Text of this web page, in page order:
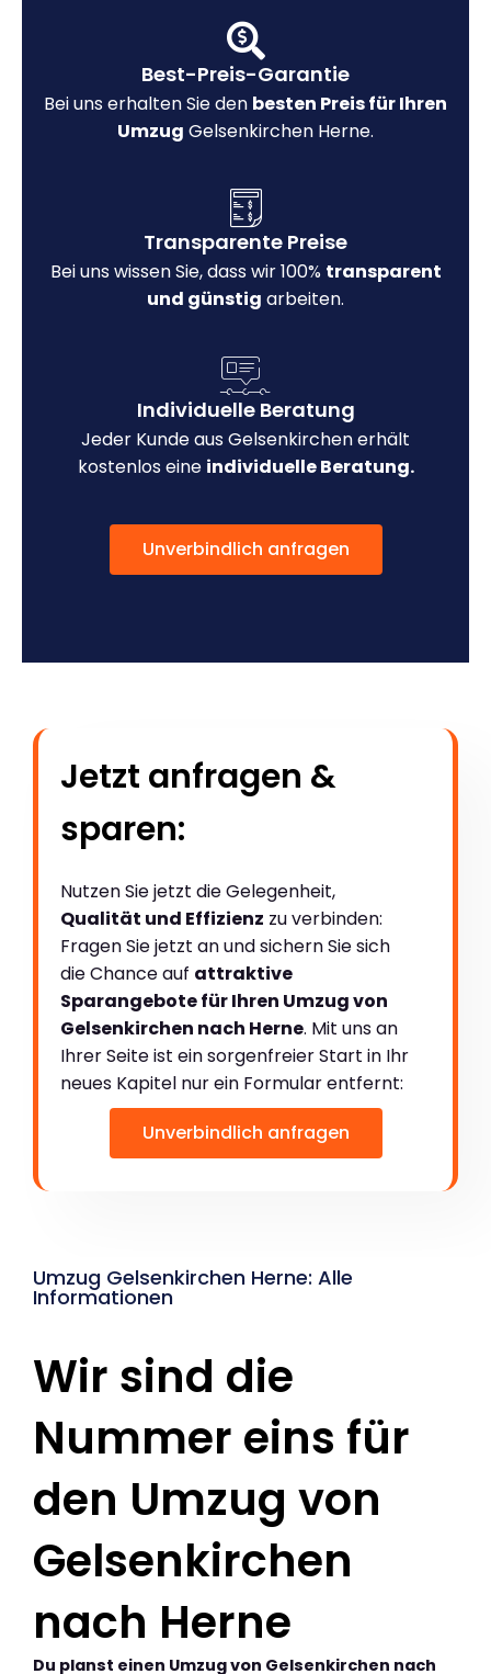
Best-Preis-Garantie
Bei uns erhalten Sie den besten Preis für Ihren
Umzug Gelsenkirchen Herne.
Transparente Preise
Bei uns wissen Sie, dass wir 100% transparent
und günstig arbeiten.
Individuelle Beratung
Jeder Kunde aus Gelsenkirchen erhält
kostenlos eine individuelle Beratung.
Unverbindlich anfragen
Jetzt anfragen &
sparen:
Nutzen Sie jetzt die Gelegenheit,
Qualität und Effizienz zu verbinden:
Fragen Sie jetzt an und sichern Sie sich
die Chance auf attraktive
Sparangebote für Ihren Umzug von
Gelsenkirchen nach Herne. Mit uns an
Ihrer Seite ist ein sorgenfreier Start in Ihr
neues Kapitel nur ein Formular entfernt:
Unverbindlich anfragen
Umzug Gelsenkirchen Herne: Alle
Informationen
Wir sind die
Nummer eins für
den Umzug von
Gelsenkirchen
nach Herne
Du planst einen Umzug von Gelsenkirchen nach